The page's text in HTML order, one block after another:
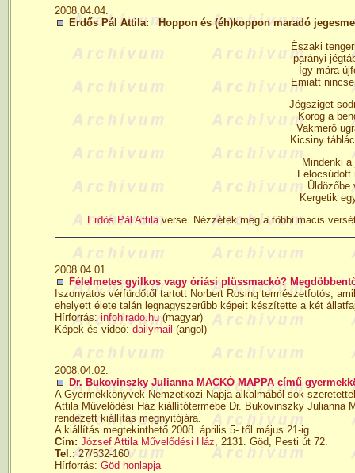
2008.04.04.
Erdős Pál Attila: Hoppon és (éh)koppon maradó
Északi
parányi
Így mára
Emiatt
Jégsziget
Korog a
Vakmerő
Kicsiny
Mindenki
Üldözőbe
Kergetik
Erdős Pál Attilaverse. Nézzétek meg a többi macis
2008.04.01.
Félelmetes gyilkos vagy óriási plüssmackó?
Iszonyatos vérfürdőtől tartott Norbert Rosing természetfotós,
ehelyett élete talán legnagyszerűbb képeit készítette a két
Hírforrás:infohirado.hu(magyar)
Képek és videó: dailymail (angol)
2008.04.02.
Dr. Bukovinszky Julianna MACKÓ MAPPA című
A Gyermekkönyvek Nemzetközi Napja alkalmából sok
Attila Művelődési Ház kiállítótermébe Dr. Bukovinszky Julianna
rendezett kiállítás megnyitójára.
A kiállítás megtekinthető 2008. április 5- től május 21-ig
Cím: József Attila Művelődési Ház, 2131. Göd, Pesti út 72.
Tel.:27/532-160
Hírforrás: Göd honlapja